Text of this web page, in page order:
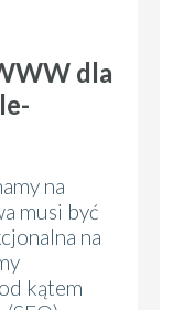
dla
na
musi być
na
kątem